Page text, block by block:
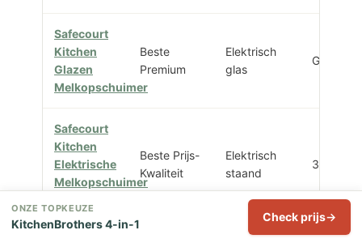
Safecourt
Kitchen
Glazen
Melkopschuimer
Beste
Premium
Elektrisch
glas
Glazen
Safecourt
Kitchen
Elektrische
Melkopschuimer
Beste Prijs-
Kwaliteit
Elektrisch
staand
350 ml
ONZE TOPKEUZE
KitchenBrothers 4-in-1 Check prijs